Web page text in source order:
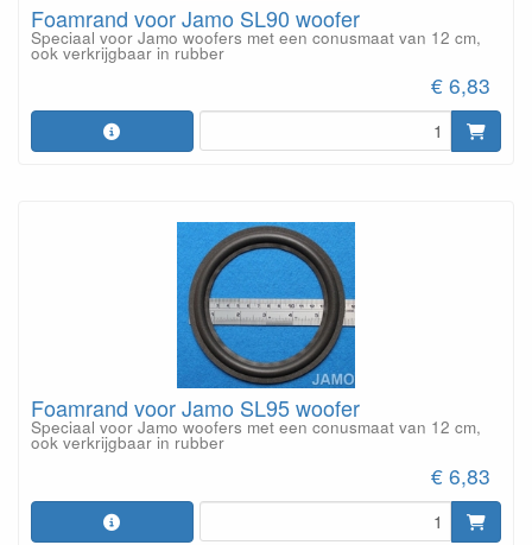
Foamrand voor Jamo SL90 woofer
Speciaal voor Jamo woofers met een conusmaat van 12 cm,
ook verkrijgbaar in rubber
€ 6,83
Foamrand voor Jamo SL95 woofer
Speciaal voor Jamo woofers met een conusmaat van 12 cm,
ook verkrijgbaar in rubber
€ 6,83